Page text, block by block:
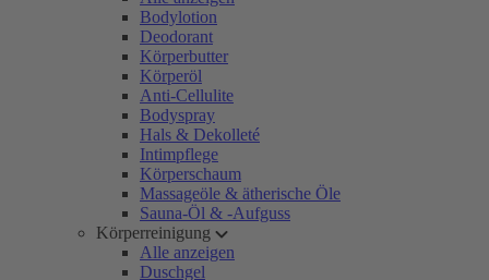
Bodylotion
Deodorant
Körperbutter
Körperöl
Anti-Cellulite
Bodyspray
Hals & Dekolleté
Intimpflege
Körperschaum
Massageöle & ätherische Öle
Sauna-Öl & -Aufguss
Körperreinigung
Alle anzeigen
Duschgel